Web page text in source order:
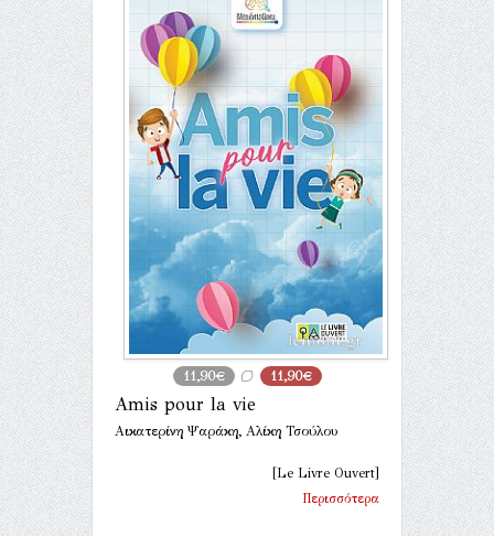
11,90€ 11,90€
Amis pour la vie
Αικατερίνη Ψαράκη, Αλίκη Τσούλου
[Le Livre Ouvert]
Περισσότερα